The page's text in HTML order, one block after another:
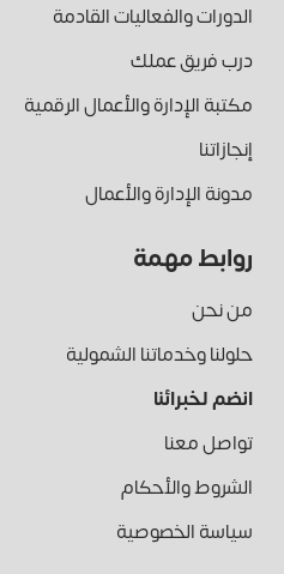
الدورات والفعاليات القادمة
درب فريق عملك
مكتبة الإدارة والأعمال الرقمية
إنجازاتنا
مدونة الإدارة والأعمال
روابط مهمة
من نحن
حلولنا وخدماتنا الشمولية
انضم لخبرائنا
تواصل معنا
الشروط والأحكام
سياسة الخصوصية